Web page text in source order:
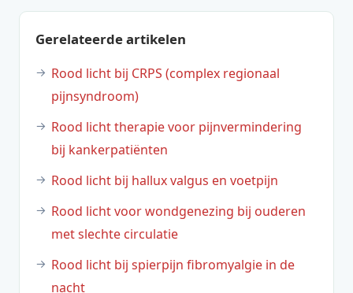
Gerelateerde artikelen
Rood licht bij CRPS (complex regionaal
pijnsyndroom)
Rood licht therapie voor pijnvermindering
bij kankerpatiënten
Rood licht bij hallux valgus en voetpijn
Rood licht voor wondgenezing bij ouderen
met slechte circulatie
Rood licht bij spierpijn fibromyalgie in de
nacht